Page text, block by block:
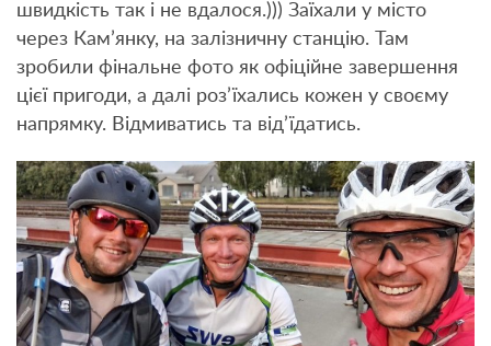
швидкість так і не вдалося.))) Заїхали у місто
через Кам’янку, на залізничну станцію. Там
зробили фінальне фото як офіційне завершення
цієї пригоди, а далі роз’їхались кожен у своєму
напрямку. Відмиватись та від’їдатись.